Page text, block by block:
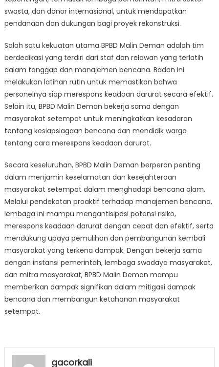
swasta, dan donor internasional, untuk mendapatkan
pendanaan dan dukungan bagi proyek rekonstruksi.
Salah satu kekuatan utama BPBD Malin Deman adalah tim
berdedikasi yang terdiri dari staf dan relawan yang terlatih
dalam tanggap dan manajemen bencana. Badan ini
melakukan latihan rutin untuk memastikan bahwa
personelnya siap merespons keadaan darurat secara efektif.
Selain itu, BPBD Malin Deman bekerja sama dengan
masyarakat setempat untuk meningkatkan kesadaran
tentang kesiapsiagaan bencana dan mendidik warga
tentang cara merespons keadaan darurat.
Secara keseluruhan, BPBD Malin Deman berperan penting
dalam menjamin keselamatan dan kesejahteraan
masyarakat setempat dalam menghadapi bencana alam.
Melalui pendekatan proaktif terhadap manajemen bencana,
lembaga ini mampu mengantisipasi potensi risiko,
merespons keadaan darurat dengan cepat dan efektif, serta
mendukung upaya pemulihan dan pembangunan kembali
masyarakat yang terkena dampak. Dengan bekerja sama
dengan instansi pemerintah, lembaga swadaya masyarakat,
dan mitra masyarakat, BPBD Malin Deman mampu
memberikan dampak signifikan dalam mitigasi dampak
bencana dan membangun ketahanan masyarakat
setempat.
gacorkali